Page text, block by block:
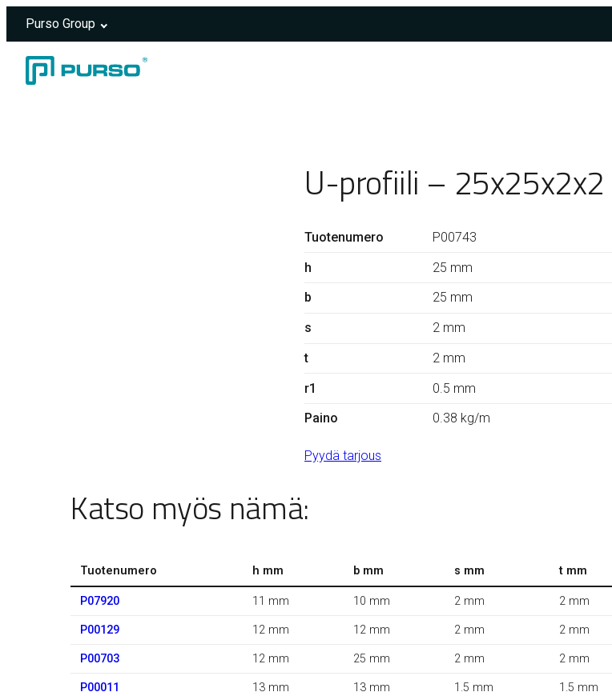
Purso Group
U-profiili –
Tuotenumero
P00743
h
25 mm
b
25 mm
s
2 mm
t
2 mm
r1
0.5 mm
Paino
0.38 kg/m
Pyydä tarjous
Katso myös nämä:
Tuotenumero h mm b mm s mm t mm
P07920 11 mm 10 mm 2 mm 2 mm
P00129 12 mm 12 mm 2 mm 2 mm
P00703 12 mm 25 mm 2 mm 2 mm
P00011 13 mm 13 mm 1.5 mm 1.5 mm